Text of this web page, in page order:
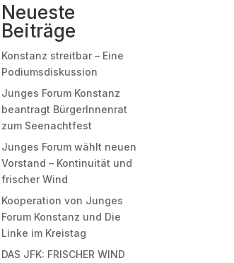
Neueste
Beiträge
Konstanz streitbar – Eine
Podiumsdiskussion
Junges Forum Konstanz
beantragt BürgerInnenrat
zum Seenachtfest
Junges Forum wählt neuen
Vorstand – Kontinuität und
frischer Wind
Kooperation von Junges
Forum Konstanz und Die
Linke im Kreistag
DAS JFK: FRISCHER WIND